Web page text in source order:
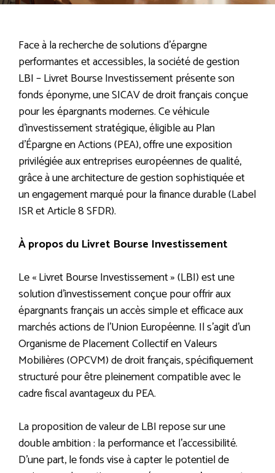
Face à la recherche de solutions d’épargne
performantes et accessibles, la société de gestion
LBI – Livret Bourse Investissement présente son
fonds éponyme, une SICAV de droit français conçue
pour les épargnants modernes. Ce véhicule
d’investissement stratégique, éligible au Plan
d’Épargne en Actions (PEA), offre une exposition
privilégiée aux entreprises européennes de qualité,
grâce à une architecture de gestion sophistiquée et
un engagement marqué pour la finance durable (Label
ISR et Article 8 SFDR).
À propos du Livret Bourse Investissement
Le « Livret Bourse Investissement » (LBI) est une
solution d’investissement conçue pour offrir aux
épargnants français un accès simple et efficace aux
marchés actions de l’Union Européenne. Il s’agit d’un
Organisme de Placement Collectif en Valeurs
Mobilières (OPCVM) de droit français, spécifiquement
structuré pour être pleinement compatible avec le
cadre fiscal avantageux du PEA.
La proposition de valeur de LBI repose sur une
double ambition : la performance et l’accessibilité.
D’une part, le fonds vise à capter le potentiel de